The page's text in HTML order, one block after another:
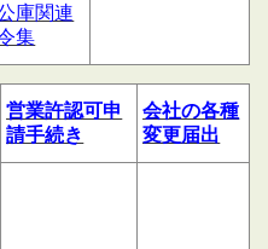
庫関連
集
営業許認可申
請手続き
会社の各種
変更届出